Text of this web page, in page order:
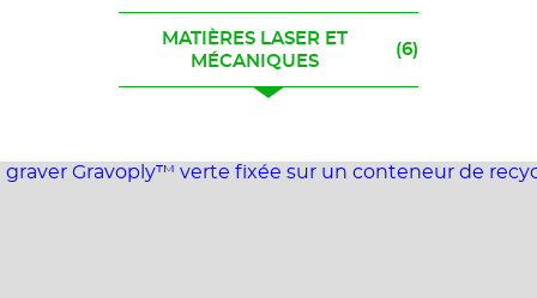
MATIÈRES LASER ET
MÉCANIQUES
(6)